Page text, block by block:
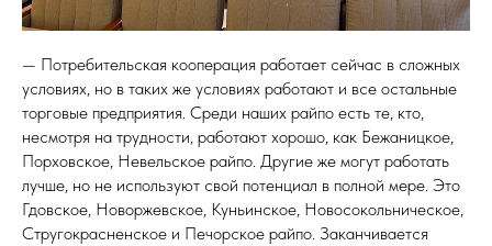
— Потребительская кооперация работает сейчас в сложных
условиях, но в таких же условиях работают и все остальные
торговые предприятия. Среди наших райпо есть те, кто,
несмотря на трудности, работают хорошо, как Бежаницкое,
Порховское, Невельское райпо. Другие же могут работать
лучше, но не используют свой потенциал в полной мере. Это
Гдовское, Новоржевское, Куньинское, Новосокольническое,
Стругокрасненское и Печорское райпо. Заканчивается